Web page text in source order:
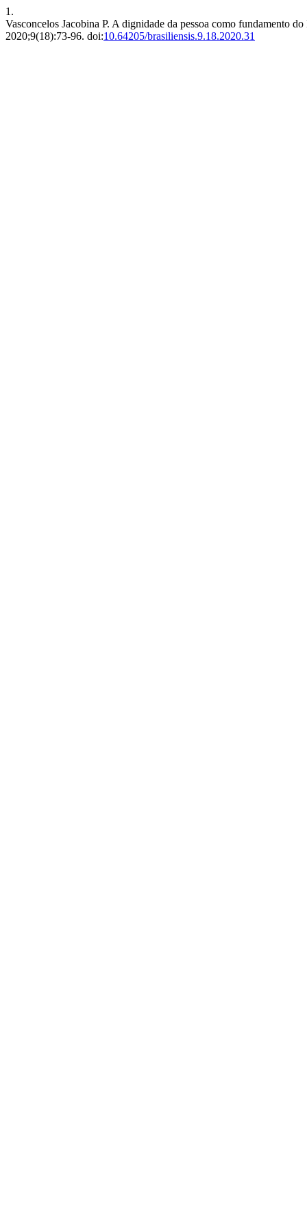
1.
Vasconcelos Jacobina P. A dignidade da pessoa como fundamento
2020;9(18):73-96. doi:10.64205/brasiliensis.9.18.2020.31